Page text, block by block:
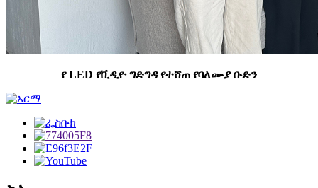
የ LED የቪዲዮ ግድግዳ የተሸጠ የባለሙያ ቡድን